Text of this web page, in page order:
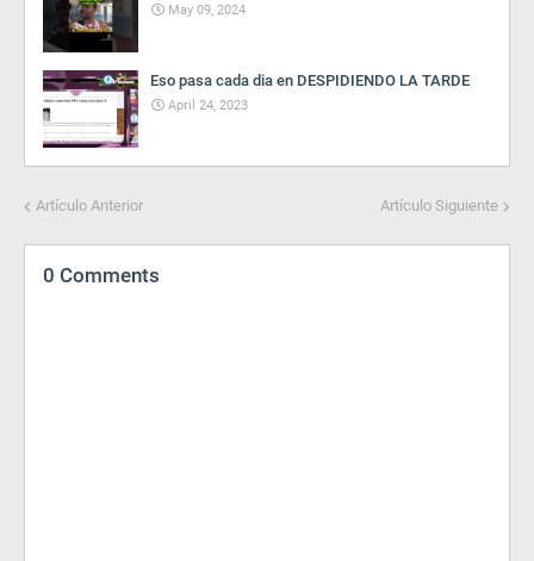
May 09, 2024
Eso pasa cada dia en DESPIDIENDO LA TARDE
April 24, 2023
Artículo Anterior Artículo Siguiente
0 Comments